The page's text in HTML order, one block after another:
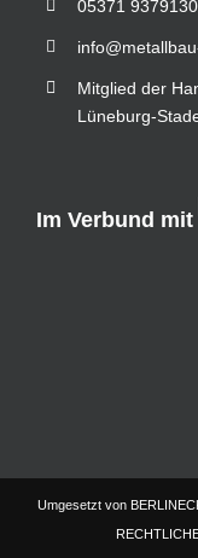
05371 9379130
Mitglied der
Lüneburg-
Im Verbund mit
Umgesetzt von